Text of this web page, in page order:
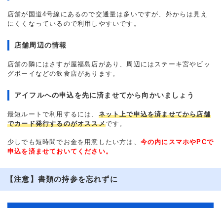
店舗が国道4号線にあるので交通量は多いですが、外からは見え
にくくなっているので利用しやすいです。
店舗周辺の情報
店舗の隣にはさすが屋福島店があり、周辺にはステーキ宮やビッ
グボーイなどの飲食店があります。
アイフルへの申込を先に済ませてから向かいましょう
最短ルートで利用するには、 ネット上で申込を済ませてから店舗
でカード発行するのがオススメです。
少しでも短時間でお金を用意したい方は、 今の内にスマホやPCで
申込を済ませておいてください。
【注意】書類の持参を忘れずに